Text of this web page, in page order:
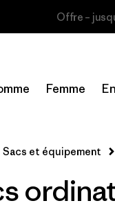
Offre –
Femme
Sacs et équipement